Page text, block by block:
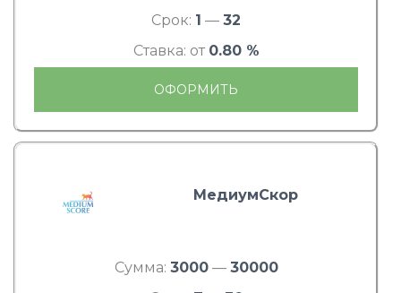
Срок: 1 — 32
Ставка: от 0.80 %
ОФОРМИТЬ
МедиумСкор
Сумма: 3000— 30000